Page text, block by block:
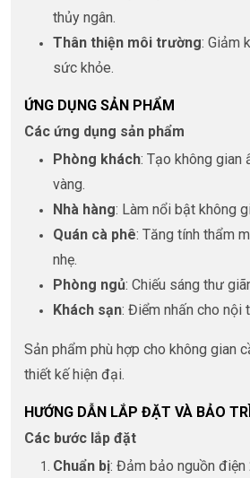
thủy ngân.
Thân thiện môi trường: Giảm
sức khỏe.
ỨNG DỤNG SẢN PHẨM
Các ứng dụng sản phẩm
Phòng khách: Tạo không gian
vàng.
Nhà hàng: Làm nổi bật không
Quán cà phê: Tăng tính thẩm
nhẹ.
Phòng ngủ: Chiếu sáng thư
Khách sạn: Điểm nhấn cho nội
Sản phẩm phù hợp cho không gian
thiết kế hiện đại.
HƯỚNG DẪN LẮP ĐẶT VÀ BẢO TRÌ
Các bước lắp đặt
Chuẩn bị: Đảm bảo nguồn